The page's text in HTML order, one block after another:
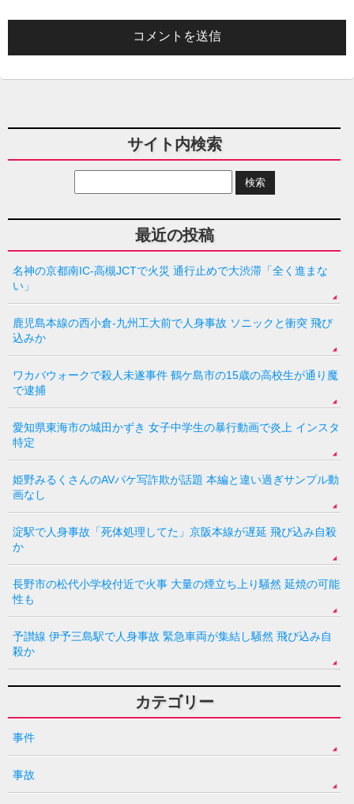
サイト内検索
最近の投稿
名神の京都南IC-高槻JCTで火災 通行止めで大渋滞「全く進まな
い」
鹿児島本線の西小倉-九州工大前で人身事故 ソニックと衝突 飛び
込みか
ワカバウォークで殺人未遂事件 鶴ケ島市の15歳の高校生が通り魔
で逮捕
愛知県東海市の城田かずき 女子中学生の暴行動画で炎上 インスタ
特定
姫野みるくさんのAVパケ写詐欺が話題 本編と違い過ぎサンプル動
画なし
淀駅で人身事故「死体処理してた」京阪本線が遅延 飛び込み自殺
か
長野市の松代小学校付近で火事 大量の煙立ち上り騒然 延焼の可能
性も
予讃線 伊予三島駅で人身事故 緊急車両が集結し騒然 飛び込み自
殺か
カテゴリー
事件
事故